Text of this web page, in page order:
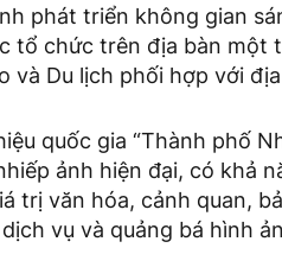
phát triển không gian
tổ chức trên địa bàn một
và Du lịch phối hợp với
quốc gia “Thành phố
ảnh hiện đại, có khả
trị văn hóa, cảnh quan,
vụ và quảng bá hình